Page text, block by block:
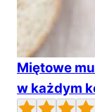
Miętowe
w każdym